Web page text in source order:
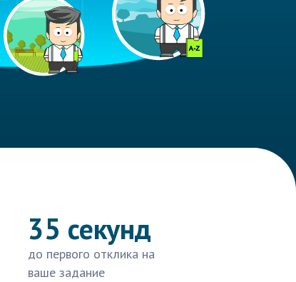
35 секунд
до первого отклика на
ваше задание